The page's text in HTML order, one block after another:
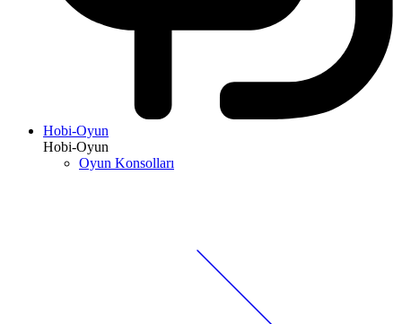
Hobi-Oyun
Hobi-Oyun
Oyun Konsolları